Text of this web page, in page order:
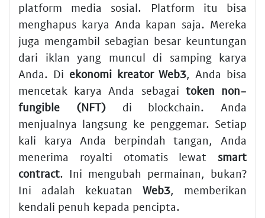
platform media sosial. Platform itu bisa
menghapus karya Anda kapan saja. Mereka
juga mengambil sebagian besar keuntungan
dari iklan yang muncul di samping karya
Anda. Di ekonomi kreator Web3, Anda bisa
mencetak karya Anda sebagai token non-
fungible (NFT)di blockchain. Anda
menjualnya langsung ke penggemar. Setiap
kali karya Anda berpindah tangan, Anda
menerima royalti otomatis lewat smart
contract. Ini mengubah permainan, bukan?
Ini adalah kekuatan Web3, memberikan
kendali penuh kepada pencipta.